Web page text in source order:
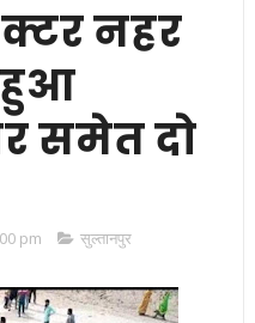
नहर
समेत दो
pm सुल्तानपुर